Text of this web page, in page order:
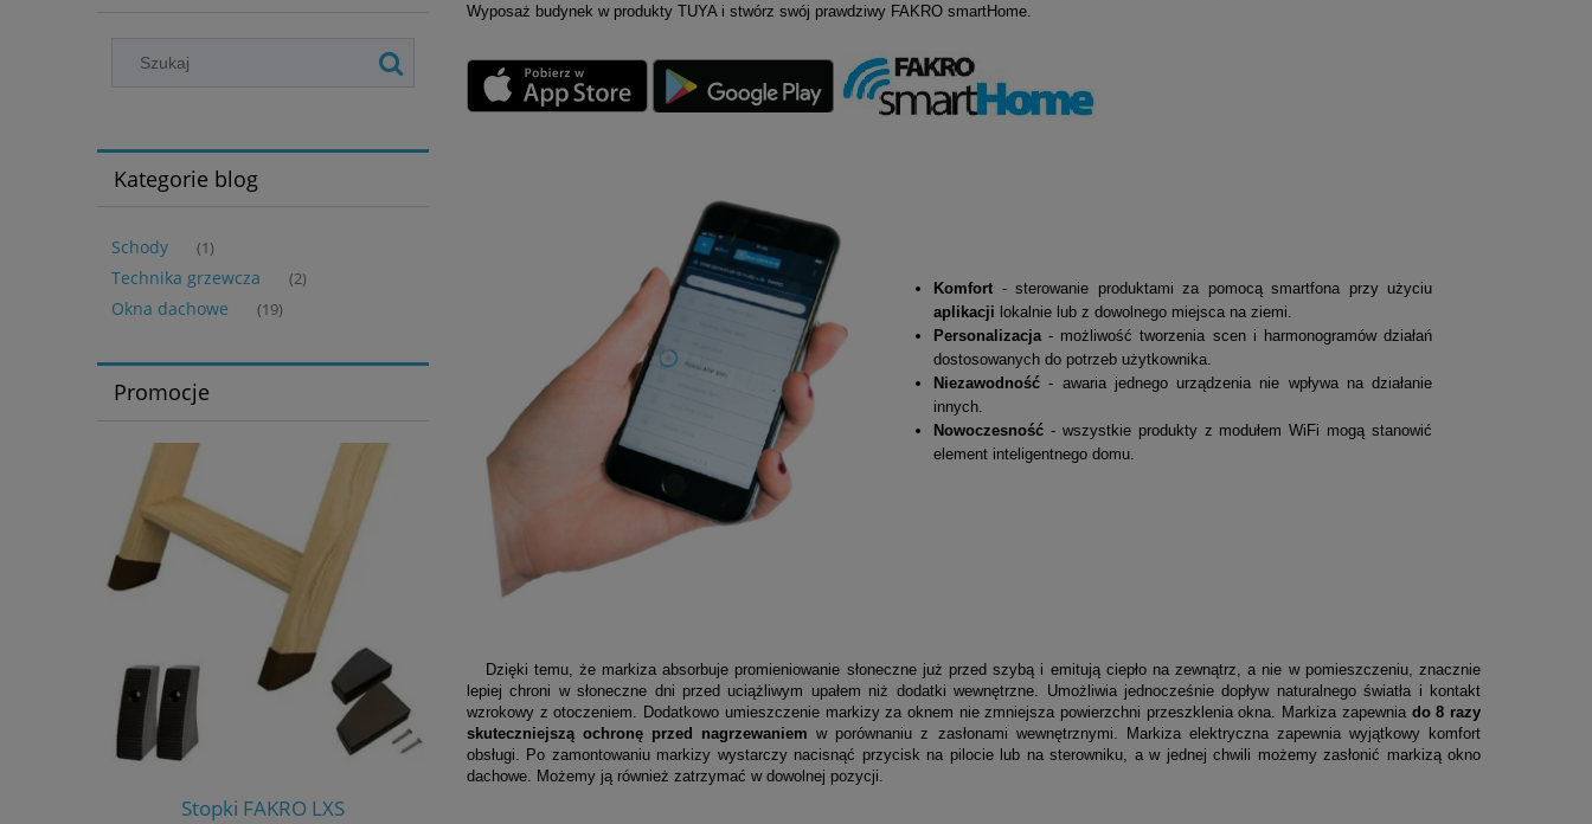
Kategorie blog
Schody (1)
Technika grzewcza (2)
Okna dachowe (19)
Promocje
Stopki FAKRO LXS
Wyposaż budynek w produkty TUYA i stwórz swój prawdziwy FAKRO smartHome.
Komfort - sterowanie produktami za pomocą smartfona przy użyciu
aplikacji lokalnie lub z dowolnego miejsca na ziemi.
Personalizacja- możliwość tworzenia scen i harmonogramów działań
dostosowanych do potrzeb użytkownika.
Niezawodność- awaria jednego urządzenia nie wpływa na działanie
innych.
Nowoczesność - wszystkie produkty z modułem WiFi mogą stanowić
element inteligentnego domu.
Dzięki temu, że markiza absorbuje promieniowanie słoneczne już przed szybą i emitują ciepło na zewnątrz, a nie w pomieszczeniu, znacznie
lepiej chroni w słoneczne dni przed uciążliwym upałem niż dodatki wewnętrzne. Umożliwia jednocześnie dopływ naturalnego światła i kontakt
wzrokowy z otoczeniem. Dodatkowo umieszczenie markizy za oknem nie zmniejsza powierzchni przeszklenia okna. Markiza zapewnia do 8 razy
skuteczniejszą ochronę przed nagrzewaniem w porównaniu z zasłonami wewnętrznymi. Markiza elektryczna zapewnia wyjątkowy komfort
obsługi. Po zamontowaniu markizy wystarczy nacisnąć przycisk na pilocie lub na sterowniku, a w jednej chwili możemy zasłonić markizą okno
dachowe. Możemy ją również zatrzymać w dowolnej pozycji.